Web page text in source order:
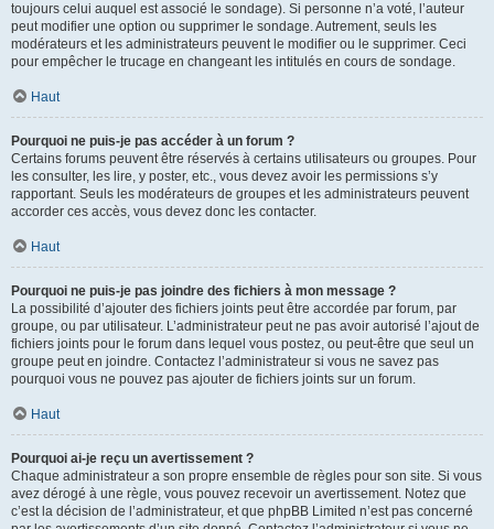
toujours celui auquel est associé le sondage). Si personne n’a voté, l’auteur
peut modifier une option ou supprimer le sondage. Autrement, seuls les
modérateurs et les administrateurs peuvent le modifier ou le supprimer. Ceci
pour empêcher le trucage en changeant les intitulés en cours de sondage.
Haut
Pourquoi ne puis-je pas accéder à un forum ?
Certains forums peuvent être réservés à certains utilisateurs ou groupes. Pour
les consulter, les lire, y poster, etc., vous devez avoir les permissions s’y
rapportant. Seuls les modérateurs de groupes et les administrateurs peuvent
accorder ces accès, vous devez donc les contacter.
Haut
Pourquoi ne puis-je pas joindre des fichiers à mon message ?
La possibilité d’ajouter des fichiers joints peut être accordée par forum, par
groupe, ou par utilisateur. L’administrateur peut ne pas avoir autorisé l’ajout de
fichiers joints pour le forum dans lequel vous postez, ou peut-être que seul un
groupe peut en joindre. Contactez l’administrateur si vous ne savez pas
pourquoi vous ne pouvez pas ajouter de fichiers joints sur un forum.
Haut
Pourquoi ai-je reçu un avertissement ?
Chaque administrateur a son propre ensemble de règles pour son site. Si vous
avez dérogé à une règle, vous pouvez recevoir un avertissement. Notez que
c’est la décision de l’administrateur, et que phpBB Limited n’est pas concerné